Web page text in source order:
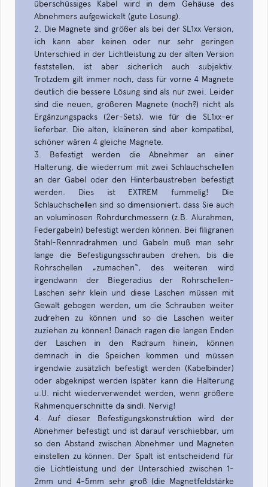
überschüssiges Kabel wird in dem Gehäuse des
Abnehmers aufgewickelt (gute Lösung).
2. Die Magnete sind größer als bei der SL1xx Version,
ich kann aber keinen oder nur sehr geringen
Unterschied in der Lichtleistung zu der alten Version
feststellen, ist aber sicherlich auch subjektiv.
Trotzdem gilt immer noch, dass für vorne 4 Magnete
deutlich die bessere Lösung sind als nur zwei. Leider
sind die neuen, größeren Magnete (noch?) nicht als
Ergänzungspacks (2er-Sets), wie für die SL1xx-er
lieferbar. Die alten, kleineren sind aber kompatibel,
schöner wären 4 gleiche Magnete.
3. Befestigt werden die Abnehmer an einer
Halterung, die wiederrum mit zwei Schlauchschellen
an der Gabel oder den Hinterbaustreben befestigt
werden. Dies ist EXTREM fummelig! Die
Schlauchschellen sind so dimensioniert, dass Sie auch
an voluminösen Rohrdurchmessern (z.B. Alurahmen,
Federgabeln) befestigt werden können. Bei filigranen
Stahl-Rennradrahmen und Gabeln muß man sehr
lange die Befestigungsschrauben drehen, bis die
Rohrschellen „zumachen“, des weiteren wird
irgendwann der Biegeradius der Rohrschellen-
Laschen sehr klein und diese Laschen müssen mit
Gewalt gebogen werden, um die Schrauben weiter
zudrehen zu können und so die Laschen weiter
zuziehen zu können! Danach ragen die langen Enden
der Laschen in den Radraum hinein, können
demnach in die Speichen kommen und müssen
irgendwie zusätzlich befestigt werden (Kabelbinder)
oder abgeknipst werden (später kann die Halterung
u.U. nicht wiederverwendet werden, wenn größere
Rahmenquerschnitte da sind). Nervig!
4. Auf dieser Befestigungskonstruktion wird der
Abnehmer befestigt und ist darauf verschiebbar, um
so den Abstand zwischen Abnehmer und Magneten
einstellen zu können. Der Spalt ist entscheidend für
die Lichtleistung und der Unterschied zwischen 1-
2mm und 4-5mm sehr groß (die Magnetfeldstärke